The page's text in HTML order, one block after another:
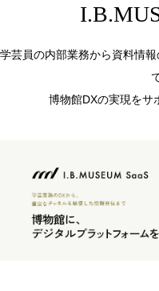
学芸員の内部業務から資料情
博物館DXの実現をサ